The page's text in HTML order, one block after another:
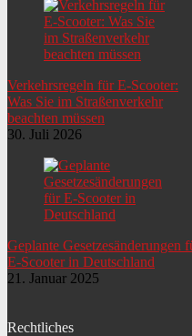
Verkehrsregeln für E-Scooter:
Was Sie im Straßenverkehr
beachten müssen
30. Juli 2026
Geplante Gesetzesänderungen
E-Scooter in Deutschland
21. Januar 2025
Rechtliches